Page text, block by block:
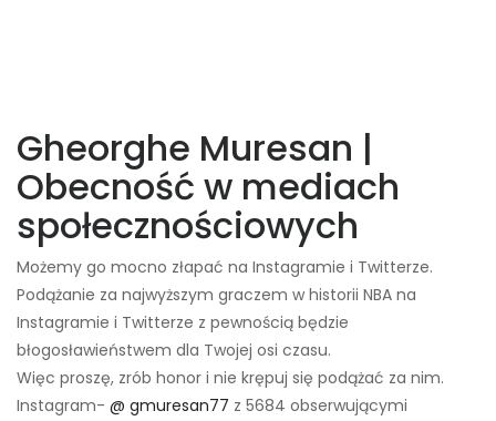
Gheorghe Muresan |
Obecność w mediach
społecznościowych
Możemy go mocno złapać na Instagramie i Twitterze.
Podążanie za najwyższym graczem w historii NBA na
Instagramie i Twitterze z pewnością będzie
błogosławieństwem dla Twojej osi czasu.
Więc proszę, zrób honor i nie krępuj się podążać za nim.
Instagram- @ gmuresan77 z 5684 obserwującymi